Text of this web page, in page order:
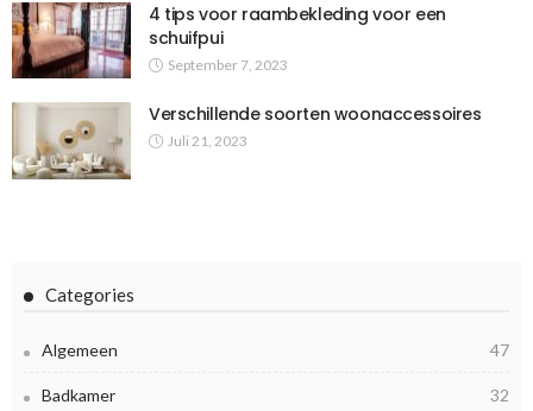
4 tips voor raambekleding voor een
schuifpui
September 7, 2023
Verschillende soorten woonaccessoires
Juli 21, 2023
Categories
Algemeen 47
Badkamer 32